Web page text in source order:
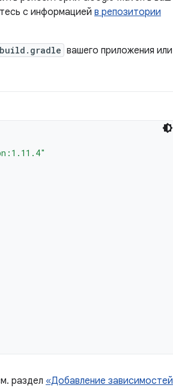
с информацией в репозитории
build.gradle вашего приложения или
раздел «Добавление зависимостей